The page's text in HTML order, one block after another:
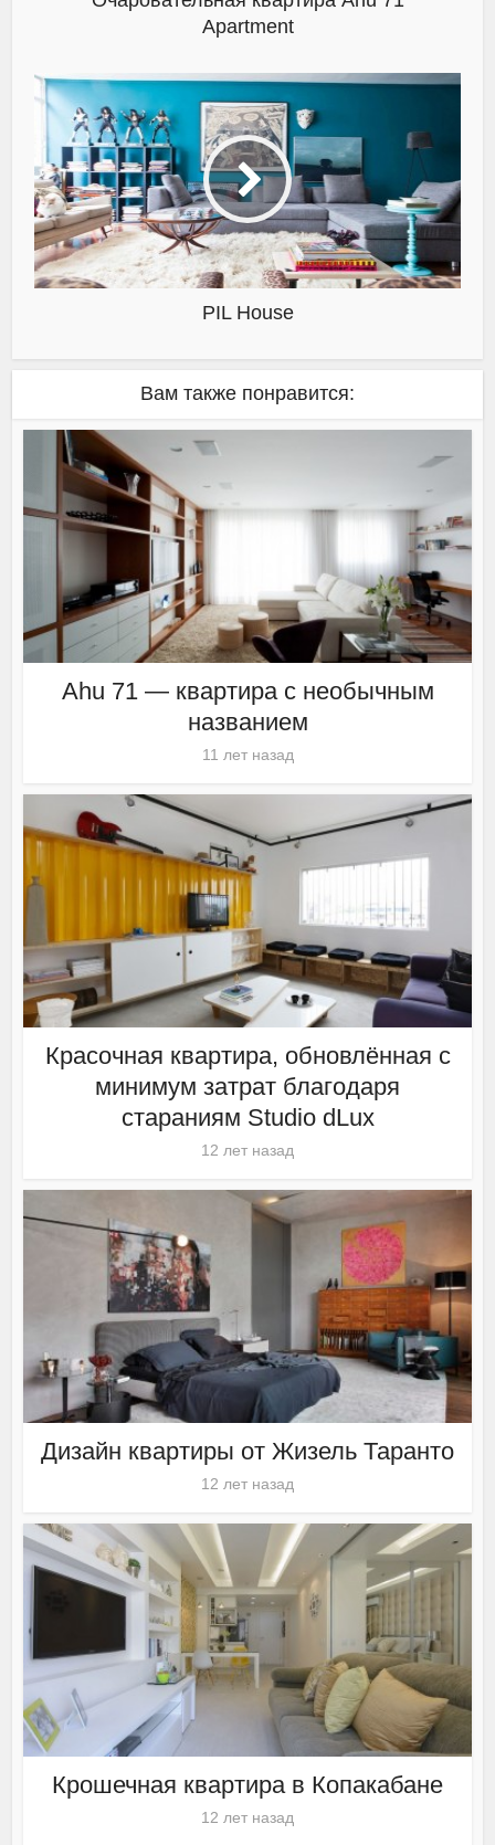
Apartment
PIL House
Вам также понравится:
Ahu 71 — квартира с необычным
названием
11 лет назад
Красочная квартира, обновлённая с
минимум затрат благодаря
стараниям Studio dLux
12 лет назад
Дизайн квартиры от Жизель Таранто
12 лет назад
Крошечная квартира в Копакабане
12 лет назад